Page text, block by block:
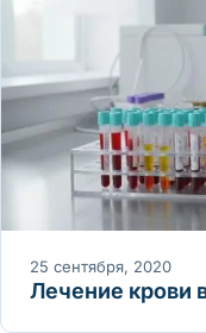
25 сентября, 2020
Лечение крови